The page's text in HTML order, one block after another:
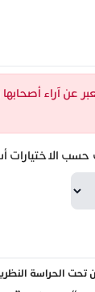
عن آراء
حسب الاختيارات
الحراسة